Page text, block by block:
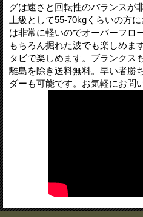
グは速さと回転性のバランスが
上級として55-70kgくらいの方
は非常に軽いのでオーバーフロ
もちろん掘れた波でも楽しめま
タビで楽しめます。ブランクス
離島を除き送料無料。早い者勝
ダーも可能です。お気軽にお問